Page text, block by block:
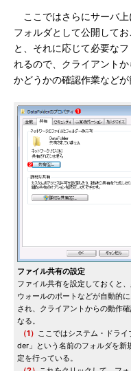
ここではさらにサーバ上
フォルダとして公開して
と、それに応じて必要な
れるので、クライアント
かどうかの確認作業などが
ファイル共有の設定
ファイル共有を設定しておくと
ウォールのポートなどが自動的
され、クライアントからの動作
なる。
（1） ここではシステム・ドラ
der」という名前のフォルダを新
定を行っている。